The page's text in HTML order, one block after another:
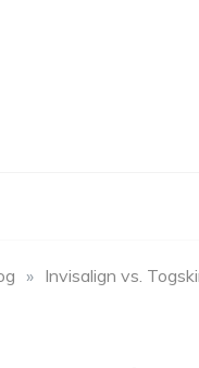
» Invisalign vs.